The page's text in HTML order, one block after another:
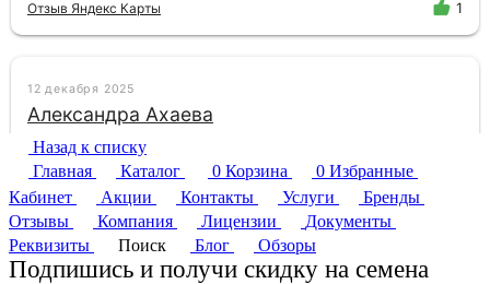
Назад к списку
Главная
Каталог 0 Корзина 0 Избранные
Кабинет
Акции Контакты Услуги
Бренды
Отзывы
Компания Лицензии
Документы
Реквизиты
Поиск Блог Обзоры
Подпишись и получи скидку на семена